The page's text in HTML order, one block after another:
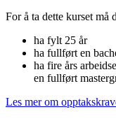
For å ta dette kurset må
ha fylt 25 år
ha fullført en
ha fire års
en fullført
Les mer om